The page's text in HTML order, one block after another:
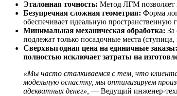
Эталонная точность: Метод ЛГМ позволяет
Безупречная сложная геометрия: Форма
обеспечивает идеальную
Минимальная механическая обработка: За
подлежат только посадочные места
Сверхвыгодная цена на единичные заказы:
полностью исключает затраты на
«Мы часто сталкиваемся с тем, что
модельную оснастку, мы оптимизируем
адекватных денег», — Ведущий инженер-